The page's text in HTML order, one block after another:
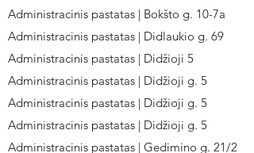
Administracinis pastatas | Bokšto g. 10-7a
Administracinis pastatas | Didlaukio g. 69
Administracinis pastatas | Didžioji 5
Administracinis pastatas | Didžioji g. 5
Administracinis pastatas | Didžioji g. 5
Administracinis pastatas | Didžioji g. 5
Administracinis pastatas | Gedimino g. 21/2